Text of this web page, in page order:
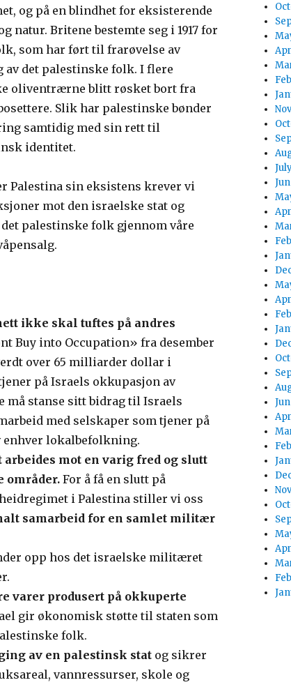
og på en blindhet for eksisterende
Britene bestemte seg i 1917 for
som har ført til frarøvelse av
det palestinske folk. I flere
oliventrærne blitt røsket bort fra
Slik har palestinske bønder
samtidig med sin rett til
identitet.
Palestina sin eksistens krever vi
mot den israelske stat og
palestinske folk gjennom våre
ikke skal tuftes på andres
Buy into Occupation» fra desember
over 65 milliarder dollar i
på Israels okkupasjon av
må stanse sitt bidrag til Israels
med selskaper som tjener på
enhver lokalbefolkning.
mot en varig fred og slutt
områder.For å få en slutt på
i Palestina stiller vi oss
samarbeid for en samlet militær
opp hos det israelske militæret
varer produsert på okkuperte
gir økonomisk støtte til staten som
folk.
av en palestinsk statog sikrer
vannressurser, skole og